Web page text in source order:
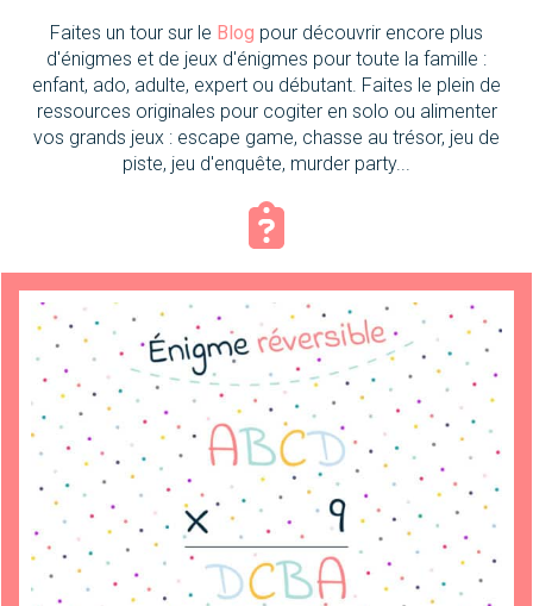
Faites un tour sur le Blog pour découvrir encore plus
d'énigmes et de jeux d'énigmes pour toute la famille :
enfant, ado, adulte, expert ou débutant. Faites le plein de
ressources originales pour cogiter en solo ou alimenter
vos grands jeux : escape game, chasse au trésor, jeu de
piste, jeu d'enquête, murder party...